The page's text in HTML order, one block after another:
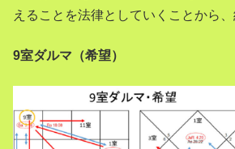
えることを法律としていくことから、
9室ダルマ（希望）